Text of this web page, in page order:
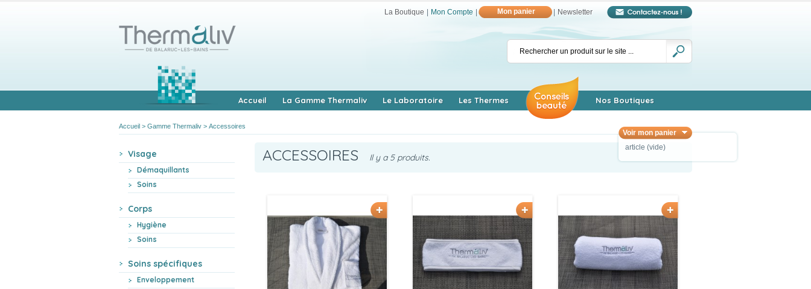
La Boutique Mon Compte Mon panier Newsletter
Accueil La Gamme Thermaliv Le Laboratoire Les Thermes Nos Boutiques
Visage
Démaquillants
Soins
Corps
Hygiène
Soins
Soins spécifiques
Enveloppement
Voir mon panier
article (vide)
Accueil > Gamme Thermaliv > Accessoires
ACCESSOIRES Il y a 5 produits.